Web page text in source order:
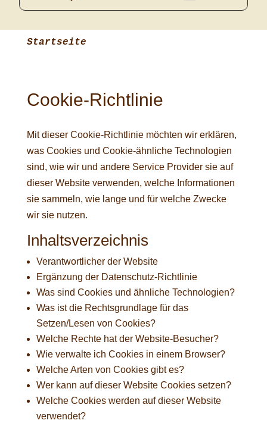
Startseite
Cookie-Richtlinie
Mit dieser Cookie-Richtlinie möchten wir erklären,
was Cookies und Cookie-ähnliche Technologien
sind, wie wir und andere Service Provider sie auf
dieser Website verwenden, welche Informationen
sie sammeln, wie lange und für welche Zwecke
wir sie nutzen.
Inhaltsverzeichnis
Verantwortlicher der Website
Ergänzung der Datenschutz-Richtlinie
Was sind Cookies und ähnliche Technologien?
Was ist die Rechtsgrundlage für das
Setzen/Lesen von Cookies?
Welche Rechte hat der Website-Besucher?
Wie verwalte ich Cookies in einem Browser?
Welche Arten von Cookies gibt es?
Wer kann auf dieser Website Cookies setzen?
Welche Cookies werden auf dieser Website
verwendet?